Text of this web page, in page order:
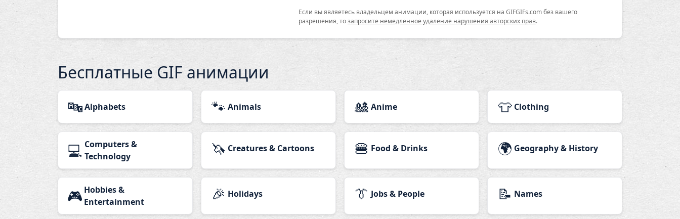
Если вы являетесь владельцем анимации, которая используется на GIFGIFs.com без вашего
разрешения, тозапросите немедленное удаление нарушения авторских прав.
Бесплатные GIF анимации
🔤Alphabets 🐾 Animals 🎎 Anime 👕 Clothing
💻 Computers &
Technology
🦄 Creatures & Cartoons 🍔 Food & Drinks 🌍 Geography & History
🎮 Hobbies &
Entertainment
🎉 Holidays 👔 Jobs & People 📝 Names